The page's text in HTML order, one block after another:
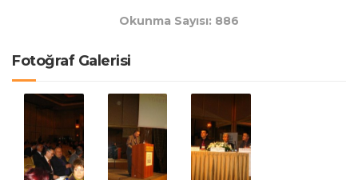
Okunma Sayısı: 886
Fotoğraf Galerisi